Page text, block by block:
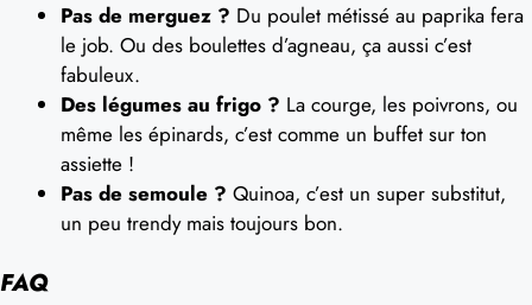
Pas de merguez ? Du poulet métissé au paprika fera
le job. Ou des boulettes d’agneau, ça aussi c’est
fabuleux.
Des légumes au frigo ? La courge, les poivrons, ou
même les épinards, c’est comme un buffet sur ton
assiette !
Pas de semoule ? Quinoa, c’est un super substitut,
un peu trendy mais toujours bon.
FAQ